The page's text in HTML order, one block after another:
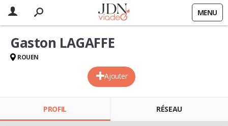
MENU
Ajouter
Gaston LAGAFFE
ROUEN
PROFIL RÉSEAU